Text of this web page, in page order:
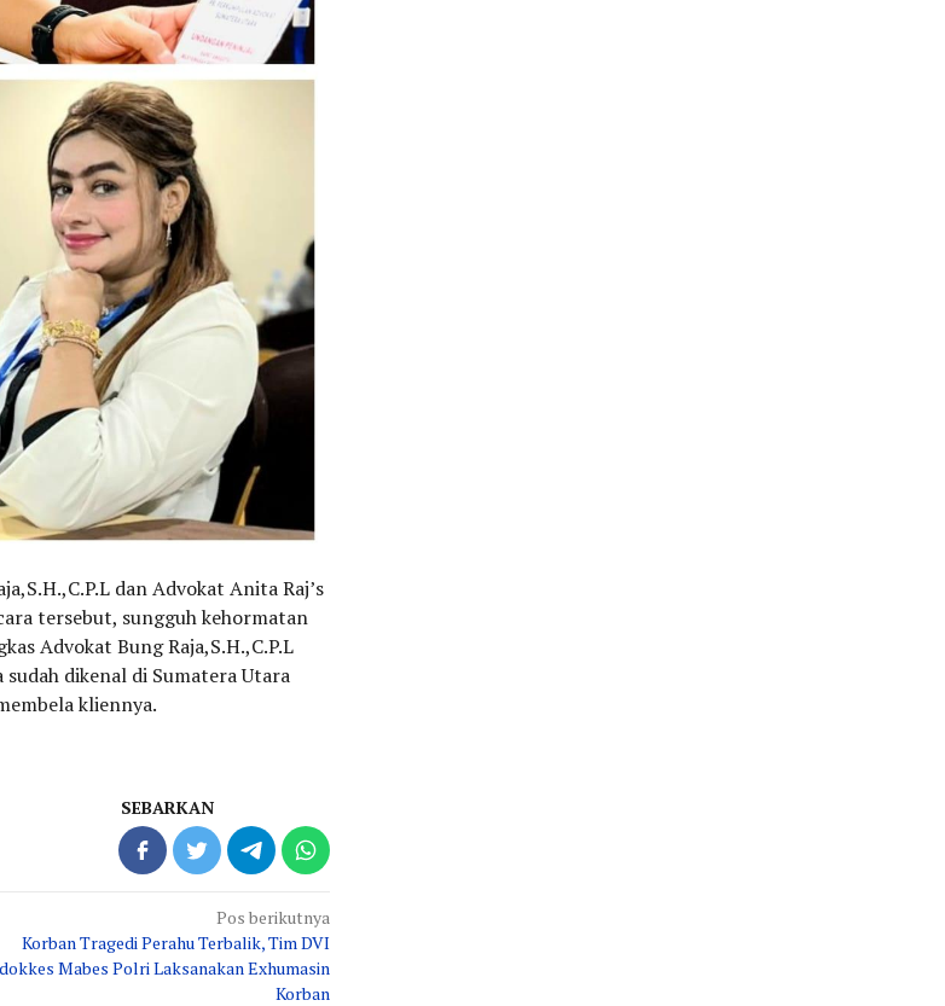
dan Advokat Anita Raj’s
tersebut, sungguh kehormatan
Advokat Bung Raja,S.H.,C.P.L
dikenal di Sumatera Utara
kliennya.
SEBARKAN
Pos berikutnya
Korban Tragedi Perahu Terbalik, Tim DVI
Mabes Polri Laksanakan Exhumasin
Korban